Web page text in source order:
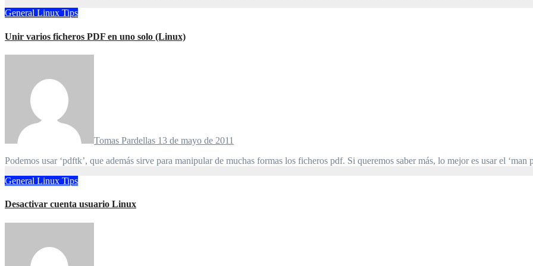
General Linux Tips
Unir varios ficheros PDF en uno solo (Linux)
Tomas Pardellas 13 de mayo de 2011
Podemos usar ‘pdftk’, que además sirve para manipular de muchas formas los ficheros pdf. Si queremos saber más, lo mejor es usar el
General Linux Tips
Desactivar cuenta usuario Linux